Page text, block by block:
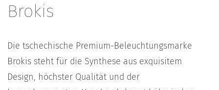
Brokis
Die tschechische Premium-Beleuchtungsmarke
Brokis steht für die Synthese aus exquisitem
Design, höchster Qualität und der